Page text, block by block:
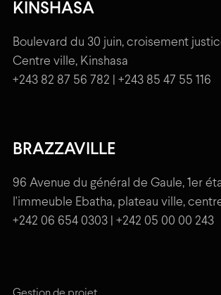
KINSHASA
Boulevard du 30 juin, croisement
Centre ville, Kinshasa
+243 82 87 56 782 | +243 85 47 55 116
BRAZZAVILLE
96 Avenue du général de Gaule, 1er
l'immeuble Ebatha, plateau ville,
+242 06 654 0303 | +242 05 00 00 243